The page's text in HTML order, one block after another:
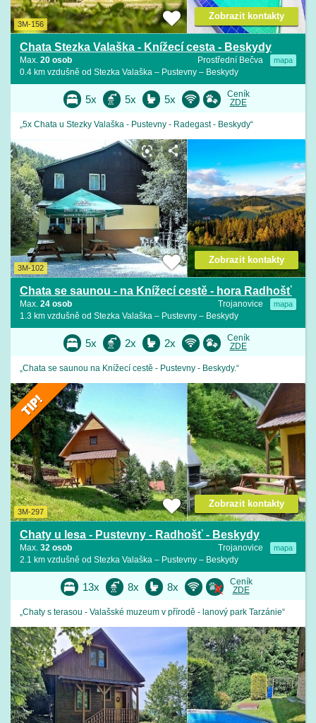
3M-156
Chata Stezka Valaška - Knížecí cesta - Beskydy
Prostřední Bečva mapa
Max. 20 osob
0.4 km vzdušně od Stezka Valaška – Pustevny – Beskydy
Zobrazit kontakty
5x 5x 5x
Ceník
ZDE
„5x Chata u Stezky Valaška - Pustevny - Radegast - Beskydy“
3M-102
Chata se saunou - na Knížecí cestě - hora Radhošť
Trojanovice mapa
Max. 24 osob
1.3 km vzdušně od Stezka Valaška – Pustevny – Beskydy
Zobrazit kontakty
5x 2x 2x
Ceník
ZDE
„Chata se saunou na Knížecí cestě - Pustevny - Beskydy.“
3M-297
Chaty u lesa - Pustevny - Radhošť - Beskydy
Trojanovice mapa
Max. 32 osob
2.1 km vzdušně od Stezka Valaška – Pustevny – Beskydy
Zobrazit kontakty
13x 8x 8x
Ceník
ZDE
„Chaty s terasou - Valašské muzeum v přírodě - lanový park Tarzánie“